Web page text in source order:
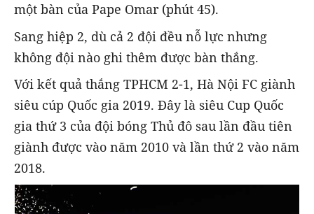
một bàn của Pape Omar (phút 45).
Sang hiệp 2, dù cả 2 đội đều nỗ lực nhưng
không đội nào ghi thêm được bàn thắng.
Với kết quả thắng TPHCM 2-1, Hà Nội FC giành
siêu cúp Quốc gia 2019. Đây là siêu Cup Quốc
gia thứ 3 của đội bóng Thủ đô sau lần đầu tiên
giành được vào năm 2010 và lần thứ 2 vào năm
2018.